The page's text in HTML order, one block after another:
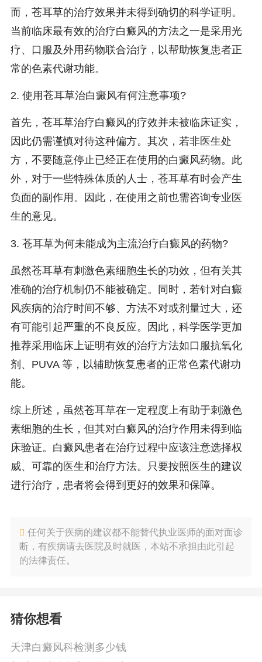
而，苍耳草的治疗效果并未得到确切的科学证明。
当前临床最有效的治疗白癜风的方法之一是采用光
疗、口服及外用药物联合治疗，以帮助恢复患者正
常的色素代谢功能。
2. 使用苍耳草治白癜风有何注意事项?
首先，苍耳草治疗白癜风的疗效并未被临床证实，
因此仍需谨慎对待这种偏方。其次，若非医生处
方，不要随意停止已经正在使用的白癜风药物。此
外，对于一些特殊体质的人士，苍耳草有时会产生
负面的副作用。因此，在使用之前也需咨询专业医
生的意见。
3. 苍耳草为何未能成为主流治疗白癜风的药物?
虽然苍耳草有刺激色素细胞生长的功效，但有关其
准确的治疗机制仍不能被确定。同时，若针对白癜
风疾病的治疗时间不够、方法不对或剂量过大，还
有可能引起严重的不良反应。因此，科学医学更加
推荐采用临床上证明有效的治疗方法如口服抗氧化
剂、PUVA 等，以辅助恢复患者的正常色素代谢功
能。
综上所述，虽然苍耳草在一定程度上有助于刺激色
素细胞的生长，但其对白癜风的治疗作用未得到临
床验证。白癜风患者在治疗过程中应该注意选择权
威、可靠的医生和治疗方法。只要按照医生的建议
进行治疗，患者将会得到更好的效果和保障。
任何关于疾病的建议都不能替代执业医师的面对面诊
断，有疾病请去医院及时就医，本站不承担由此引起
的法律责任。
猜你想看
天津白癜风科检测多少钱